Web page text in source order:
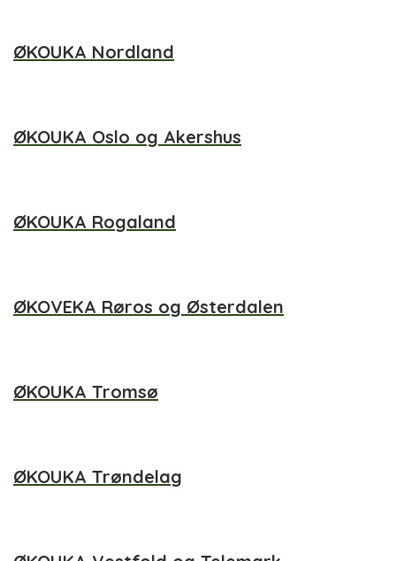
ØKOUKA Nordland
ØKOUKA Oslo og Akershus
ØKOUKA Rogaland
ØKOVEKA Røros og Østerdalen
ØKOUKA Tromsø
ØKOUKA Trøndelag